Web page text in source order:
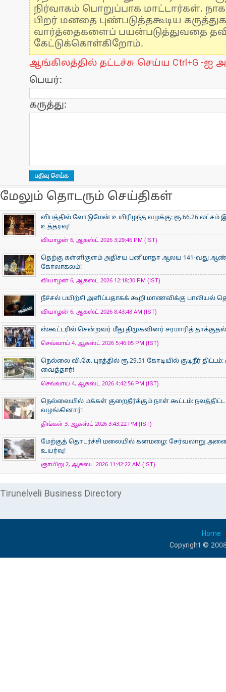
நிர்வாகம் பொறுப்பாக மாட்டார்கள்.
பிறர் மனதை புண்படுத்தகூடிய
வார்த்தைகளைப் பயன்படுத்துவதை
கேட்டுக்கொள்கிறோம்.
ஆங்கிலத்தில் தட்டச்சு செய்ய Ctrl+G -ஐ
பெயர்:
கருத்து:
மேலும் தொடரும் செய்திகள்
விபத்தில் லோடுமேன் உயிரிழந்த வழக்கு: ரூ.66.26
உத்தரவு!
வியாழன் 6, ஆகஸ்ட் 2026 3:29:46 PM (IST)
தெற்கு கள்ளிகுளம் அதிசய பனிமாதா ஆலய 141-வது
கோலாகலம்!
வியாழன் 6, ஆகஸ்ட் 2026 12:18:30 PM (IST)
நீச்சல் பயிற்சி அளிப்பதாகக் கூறி மாணவிக்கு
வியாழன் 6, ஆகஸ்ட் 2026 8:43:48 AM (IST)
ஸ்கூட்டரில் சென்றவர் மீது திமுகவினர் சரமாரித்
செவ்வாய் 4, ஆகஸ்ட் 2026 5:46:05 PM (IST)
நெல்லை வி.கே. புரத்தில் ரூ.29.51 கோடியில் குடிநீர்
வைத்தார்!
செவ்வாய் 4, ஆகஸ்ட் 2026 4:42:56 PM (IST)
நெல்லையில் மக்கள் குறைதீர்க்கும் நாள் கூட்டம்:
வழங்கினார்!
திங்கள் 3, ஆகஸ்ட் 2026 3:43:22 PM (IST)
மேற்குத் தொடர்ச்சி மலையில் கனமழை: சேர்வலாறு அணை
உயர்வு!
ஞாயிறு 2, ஆகஸ்ட் 2026 11:42:22 AM (IST)
Tirunelveli Business Directory
Home
Copyright ©